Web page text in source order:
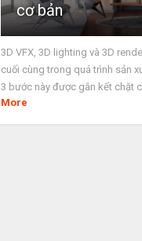
cơ bản
3D VFX, 3D lighting và 3D
cuối cùng trong quá trình sản
3 bước này được gắn kết chặt
More